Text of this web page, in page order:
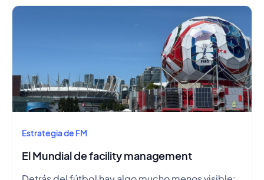
Estrategia de FM
El Mundial de facility management